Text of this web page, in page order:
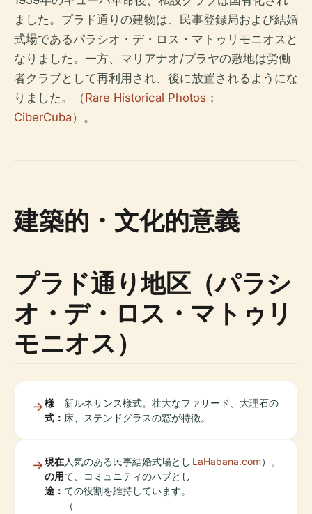
ました。プラド通りの建物は、民事登録局および結婚
式場であるパラシオ・デ・ロス・マトゥリモニオスと
なりました。一方、マリアナオ/プラヤの敷地は労働
者クラブとして再利用され、後に放置されるようにな
りました。（Rare Historical Photos ；
CiberCuba）。
建築的・文化的意義
プラド通り地区（パラシ
オ・デ・ロス・マトゥリ
モニオス）
様
式：
新ルネサンス様式。壮大なファサード、大理石の
床、ステンドグラスの窓が特徴。
現在
の用
途：
人気のある民事結婚式場とし
て、コミュニティのハブとし
ての役割を維持しています。
（
LaHabana.com）。